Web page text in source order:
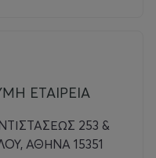
ΕΤΑΙΡΕΙΑ
253 &
ΑΘΗΝΑ 15351